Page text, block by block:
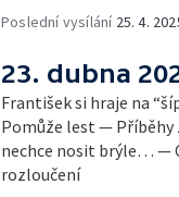
Poslední vysílání 25. 4.
23. dubna
František si hraje na
Pomůže lest —
nechce nosit brýle… —
rozloučení